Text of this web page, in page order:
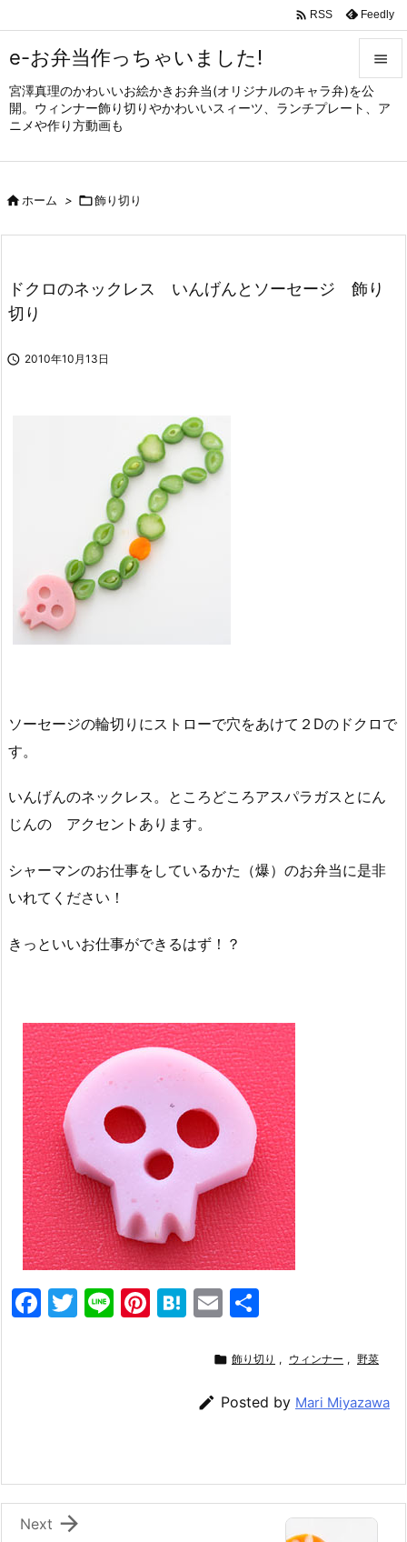
e-お弁当作っちゃいました!
宮澤真理のかわいいお絵かきお弁当(オリジナルのキャラ弁)を公
開。ウィンナー飾り切りやかわいいスィーツ、ランチプレート、ア
ニメや作り方動画も


メニュ
サイド


検索
 RSS Feedly
ホーム > 飾り切り
ドクロのネックレス いんげんとソーセージ 飾り
切り
 2010年10月13日
ソーセージの輪切りにストローで穴をあけて２Dのドクロで
す。
いんげんのネックレス。ところどころアスパラガスとにん
じんの アクセントあります。
シャーマンのお仕事をしているかた（爆）のお弁当に是非
いれてください！
きっといいお仕事ができるはず！？
F
o
k
T
Li Pi H
a
E
ai
l
 飾り切り , ウィンナー , 野菜
 Posted by Mari Miyazawa

Next